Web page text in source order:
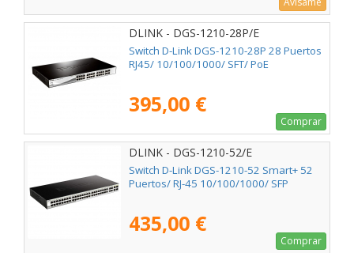
DLINK - DGS-1210-28P/E
Switch D-Link DGS-1210-28P 28 Puertos
RJ45/ 10/100/1000/ SFT/ PoE
395,00 €
Comprar
DLINK - DGS-1210-52/E
Switch D-Link DGS-1210-52 Smart+ 52
Puertos/ RJ-45 10/100/1000/ SFP
435,00 €
Comprar